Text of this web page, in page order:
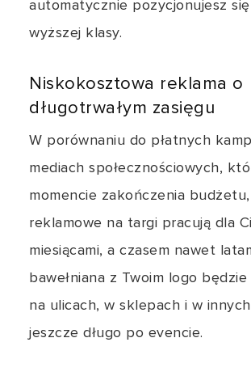
automatycznie pozycjonujesz
wyższej klasy.
Niskokosztowa reklama o
długotrwałym zasięgu
W porównaniu do płatnych
mediach społecznościowych,
momencie zakończenia
reklamowe na targi pracują dla
miesiącami, a czasem nawet
bawełniana z Twoim logo
na ulicach, w sklepach i w
jeszcze długo po evencie.